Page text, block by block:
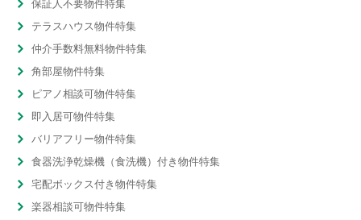
保証人不要物件特集
テラスハウス物件特集
仲介手数料無料物件特集
角部屋物件特集
ピアノ相談可物件特集
即入居可物件特集
バリアフリー物件特集
食器洗浄乾燥機（食洗機）付き物件特集
宅配ボックス付き物件特集
楽器相談可物件特集